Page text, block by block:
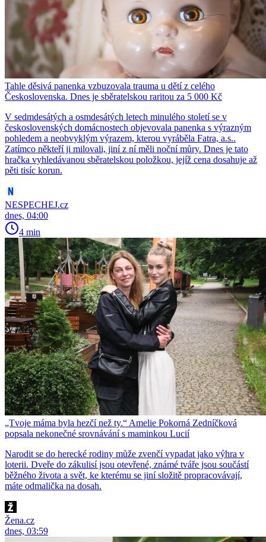
Tahle děsivá panenka vzbuzovala trauma u dětí z celého
Československa. Dnes je sběratelskou raritou za 5 000 Kč
V sedmdesátých a osmdesátých letech minulého století se v
československých domácnostech objevovala panenka s výrazným
pohledem a neobvyklým výrazem, kterou vyráběla Fatra, a.s..
Zatímco někteří ji milovali, jiní z ní měli noční můry. Dnes je tato
hračka vyhledávanou sběratelskou položkou, jejíž cena dosahuje až
pěti tisíc korun.
NESPECHEJ.cz
dnes, 04:00
4 min
„Tvoje máma byla hezčí než ty.“ Amelie Pokorná Zedníčková
popsala nekonečné srovnávání s maminkou Lucií
Narodit se do herecké rodiny může zvenčí vypadat jako výhra v
loterii. Dveře do zákulisí jsou otevřené, známé tváře jsou součástí
běžného života a svět, ke kterému se jiní složitě propracovávají,
máte odmalička na dosah.
Žena.cz
dnes, 03:59